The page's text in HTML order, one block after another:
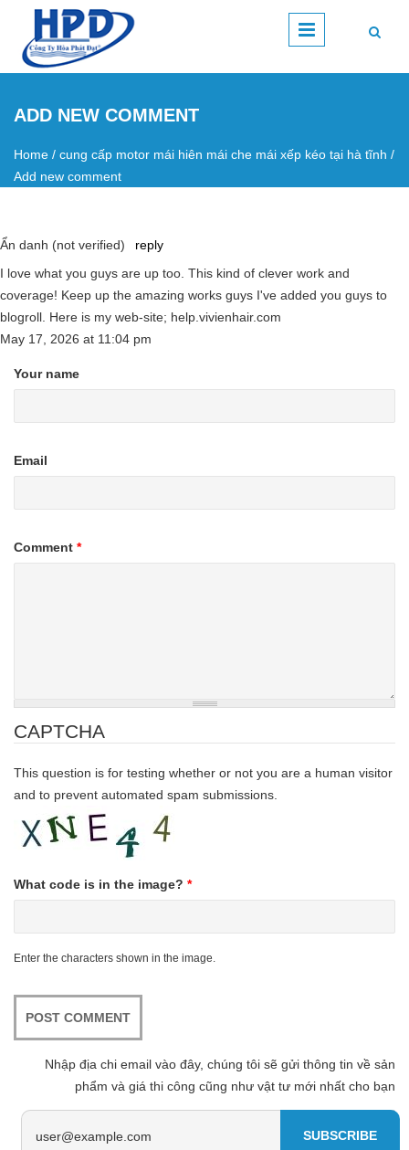
Skip to main content
ADD NEW COMMENT
You are here
Home / cung cấp motor mái hiên mái che mái xếp kéo tại hà tĩnh /
Add new comment
Ẩn danh (not verified)
reply
I love what you guys are up too. This kind of clever work and
coverage! Keep up the amazing works guys I've added you guys to
blogroll. Here is my web-site; help.vivienhair.com
May 17, 2026 at 11:04 pm
Your name
Email
Comment *
CAPTCHA
This question is for testing whether or not you are a human visitor
and to prevent automated spam submissions.
What code is in the image? *
Enter the characters shown in the image.
Nhập địa chi email vào đây, chúng tôi sẽ gửi thông tin về sản
phẩm và giá thi công cũng như vật tư mới nhất cho bạn